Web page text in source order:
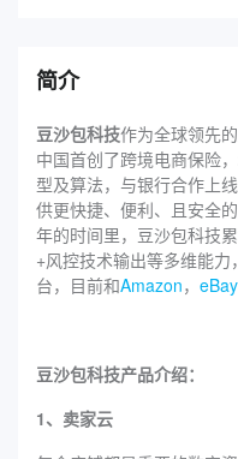
简介
豆沙包科技作为全球领先
中国首创了跨境电商保险
型及算法，与银行合作上
供更快捷、便利、且安全
年的时间里，豆沙包科技
+风控技术输出等多维能
台，目前和Amazon， eBay
豆沙包科技产品介绍：
1、卖家云